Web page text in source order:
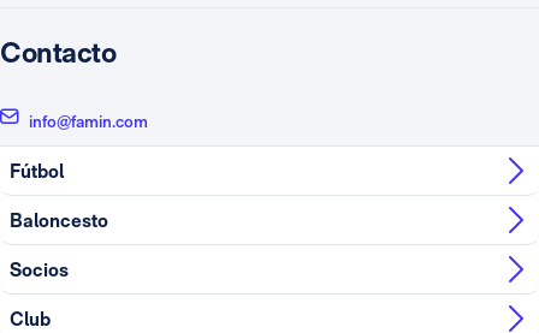
Contacto
info@famin.com
Fútbol
Baloncesto
Socios
Club